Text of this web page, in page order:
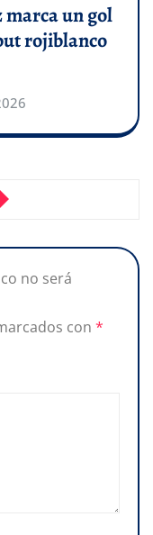
marca un gol
rojiblanco
no será
con *